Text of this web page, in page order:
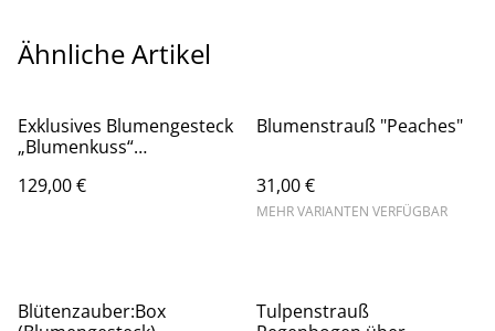
Ähnliche Artikel
Exklusives Blumengesteck
„Blumenkuss“
129,00 €
Blumenstrauß "Peaches"
31,00 €
MEHR VARIANTEN VERFÜGBAR
Blütenzauber:Box
Tulpenstrauß